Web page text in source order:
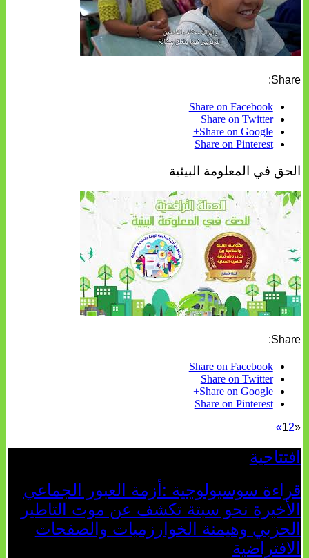
Share:
Share on Facebook
Share on Twitter
Share on Google+
Share on Pinterest
الحق في المعلومة البيئية
Share:
Share on Facebook
Share on Twitter
Share on Google+
Share on Pinterest
12
»
افتتاحية
قراءة سوسيولوجية :أزمة العبور الجماعي
الأخيرة نحو سبتة تكشف عن موت التاطير
الحزبي وهيمنة الخوارزميات والصفحات
الافتراضية